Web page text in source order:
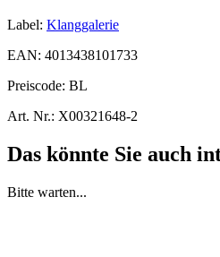
Label: Klanggalerie
EAN: 4013438101733
Preiscode: BL
Art. Nr.: X00321648-2
Das könnte Sie auch
Bitte warten...